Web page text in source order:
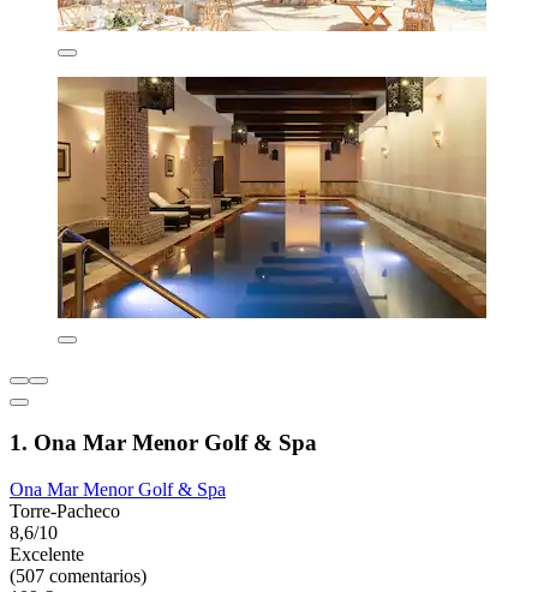
1. Ona Mar Menor Golf & Spa
Ona Mar Menor Golf & Spa
Torre-Pacheco
8,6/10
Excelente
(507 comentarios)